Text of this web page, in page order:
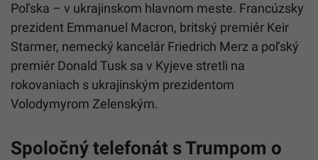
Poľska – v ukrajinskom hlavnom meste. Francúzsky
prezident Emmanuel Macron, britský premiér Keir
Starmer, nemecký kancelár Friedrich Merz a poľský
premiér Donald Tusk sa v Kyjeve stretli na
rokovaniach s ukrajinským prezidentom
Volodymyrom Zelenským.
Spoločný telefonát s Trumpom o